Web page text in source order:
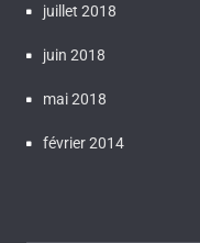
juillet 2018
juin 2018
mai 2018
février 2014